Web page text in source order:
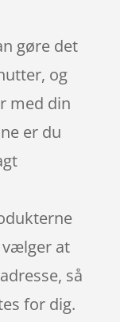
gøre det
og
med din
er du
at
så
for dig.